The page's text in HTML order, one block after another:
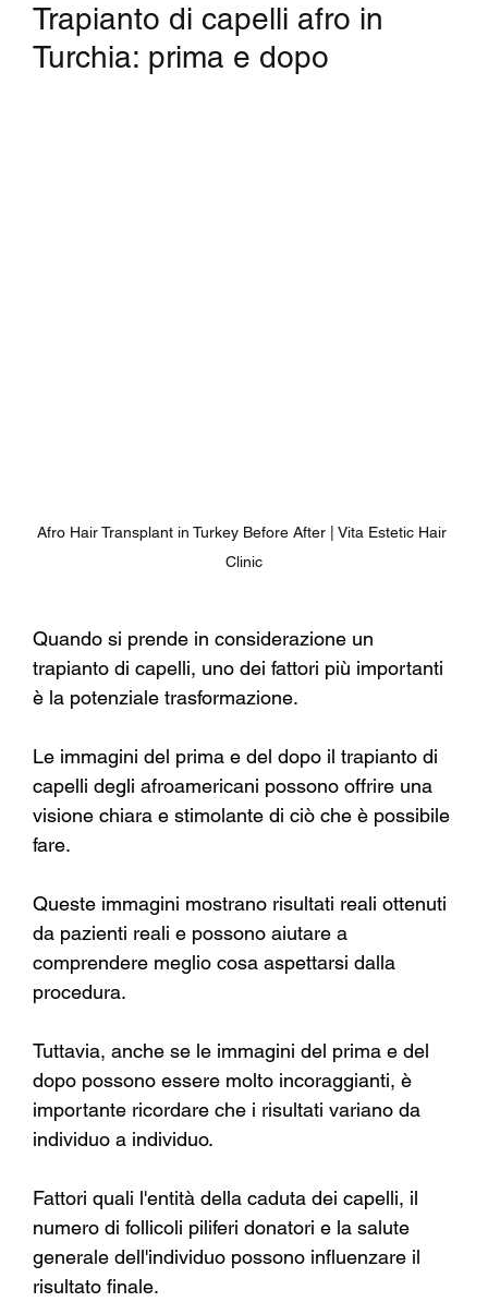
Trapianto di capelli afro in
Turchia: prima e dopo
Afro Hair Transplant in Turkey Before After | Vita Estetic Hair
Clinic
Quando si prende in considerazione un
trapianto di capelli, uno dei fattori più importanti
è la potenziale trasformazione.
Le immagini del prima e del dopo il trapianto di
capelli degli afroamericani possono offrire una
visione chiara e stimolante di ciò che è possibile
fare.
Queste immagini mostrano risultati reali ottenuti
da pazienti reali e possono aiutare a
comprendere meglio cosa aspettarsi dalla
procedura.
Tuttavia, anche se le immagini del prima e del
dopo possono essere molto incoraggianti, è
importante ricordare che i risultati variano da
individuo a individuo.
Fattori quali l'entità della caduta dei capelli, il
numero di follicoli piliferi donatori e la salute
generale dell'individuo possono influenzare il
risultato finale.